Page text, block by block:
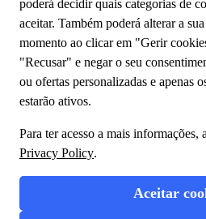
Política de privacidade
Cookies
Termos e condições
Condições gerais
Desenhe a sua viagem
Pacotes de Viagem
Reserve Experiências TUI no